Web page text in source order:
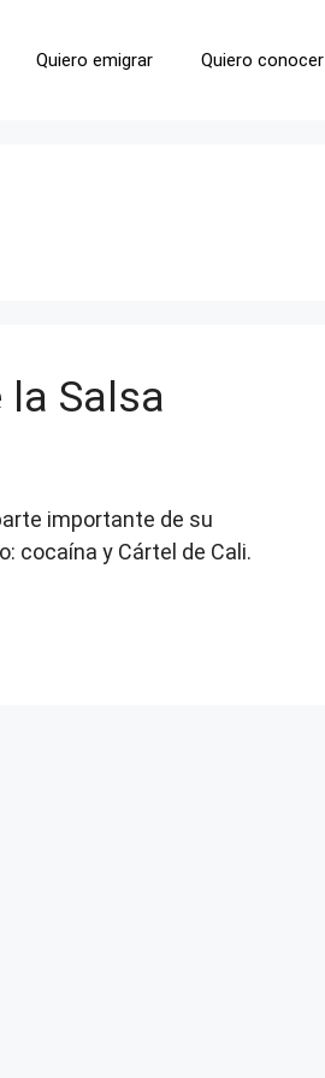
Quiero emigrar Quiero conocer
Salsa
importante de su
cocaína y Cártel de Cali.